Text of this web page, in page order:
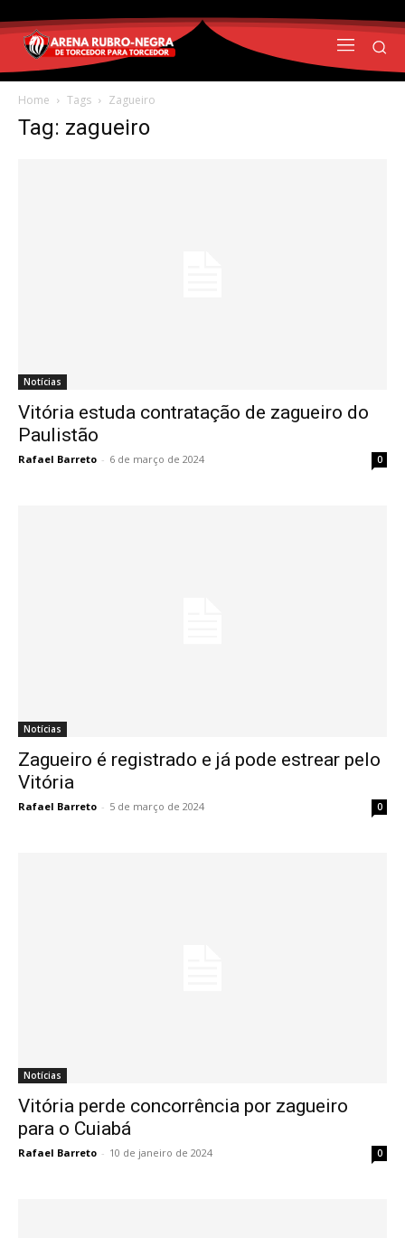
Home Tags Zagueiro
Tag: zagueiro
Notícias
Vitória estuda contratação de zagueiro do
Paulistão
Rafael Barreto - 6 de março de 2024 0
Notícias
Zagueiro é registrado e já pode estrear pelo
Vitória
Rafael Barreto - 5 de março de 2024 0
Notícias
Vitória perde concorrência por zagueiro
para o Cuiabá
Rafael Barreto - 10 de janeiro de 2024 0